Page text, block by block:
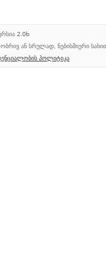
2.0b
ან სრულად, ნებისმიერი
პოლიტიკა